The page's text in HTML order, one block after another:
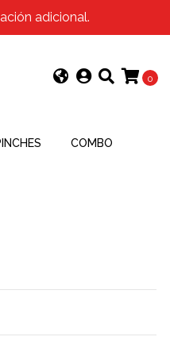
adicional.
0
COMBO